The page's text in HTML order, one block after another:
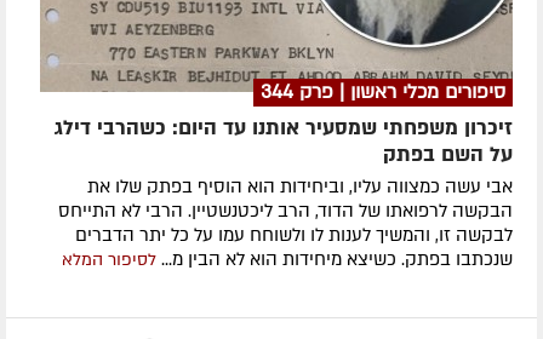
סיפורים מכלי ראשון | פרק 344
זיכרון משפחתי שמסעיר אותנו עד היום: כשהרבי דילג
על השם בפתק
אבי עשה כמצווה עליו, וביחידות הוא הוסיף בפתק שלו את
הבקשה לרפואתו של הדוד, הרב ליכטנשטיין. הרבי לא התייחס
לבקשה זו, והמשיך לענות לו ולשוחח עמו על כל יתר הדברים
שנכתבו בפתק. כשיצא מיחידות הוא לא הבין מ... לסיפור המלא